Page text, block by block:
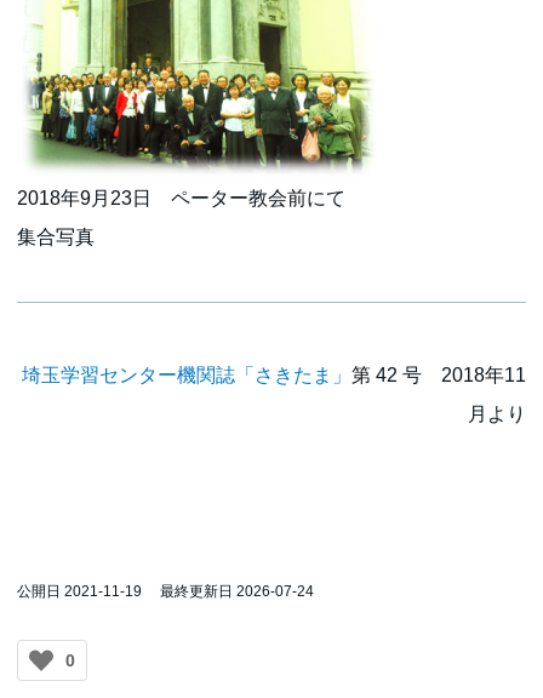
2018年9月23日 ペーター教会前にて
集合写真
埼玉学習センター機関誌「さきたま」 第 42 号 2018年11
月より
公開日 2021-11-19 最終更新日 2026-07-24
0